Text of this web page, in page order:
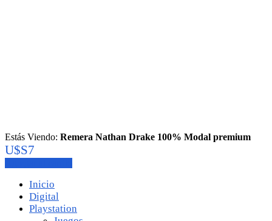
Estás Viendo: Remera Nathan Drake 100% Modal premium
U$S7
Inicio
Digital
Playstation